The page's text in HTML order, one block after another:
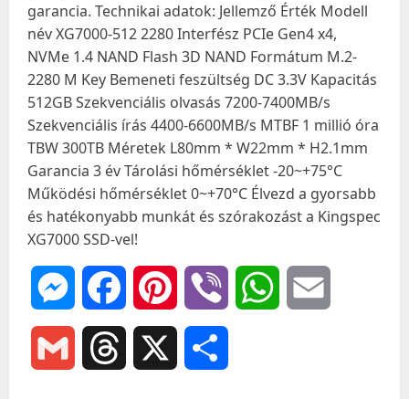
garancia. Technikai adatok: Jellemző Érték Modell
név XG7000-512 2280 Interfész PCIe Gen4 x4,
NVMe 1.4 NAND Flash 3D NAND Formátum M.2-
2280 M Key Bemeneti feszültség DC 3.3V Kapacitás
512GB Szekvenciális olvasás 7200-7400MB/s
Szekvenciális írás 4400-6600MB/s MTBF 1 millió óra
TBW 300TB Méretek L80mm * W22mm * H2.1mm
Garancia 3 év Tárolási hőmérséklet -20~+75°C
Működési hőmérséklet 0~+70°C Élvezd a gyorsabb
és hatékonyabb munkát és szórakozást a Kingspec
XG7000 SSD-vel!
MessengerFacebookPinterest Viber WhatsApp
Gmail Threads